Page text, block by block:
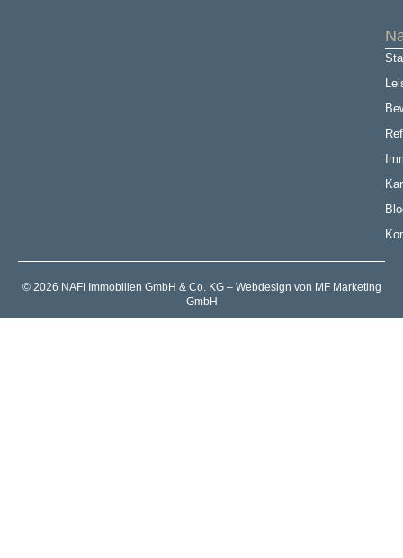
© 2026 NAFI Immobilien GmbH & Co. KG – Webdesign von MF Marketing
GmbH